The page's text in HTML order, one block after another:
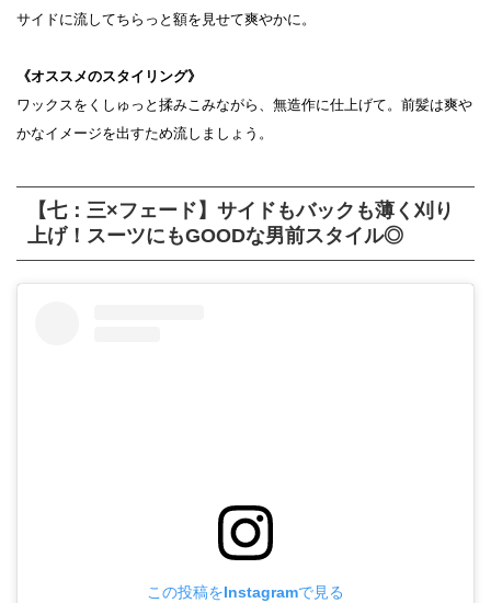
サイドに流してちらっと額を見せて爽やかに。
《オススメのスタイリング》
ワックスをくしゅっと揉みこみながら、無造作に仕上げて。前髪は爽や
かなイメージを出すため流しましょう。
【七：三×フェード】サイドもバックも薄く刈り
上げ！スーツにもGOODな男前スタイル◎
この投稿をInstagramで見る